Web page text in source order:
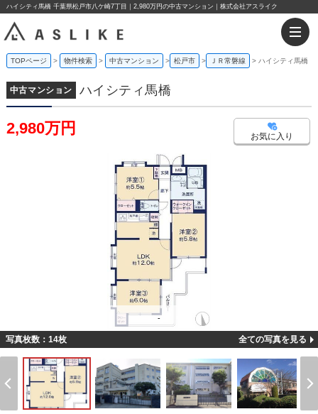
ハイシティ馬橋 千葉県松戸市八ケ崎7丁目｜2,980万円の中古マンション｜株式会社アスライク
TOPページ 物件検索 中古マンション 松戸市 ＪＲ常磐線 ハイシティ馬橋
中古マンション ハイシティ馬橋
2,980万円 お気に入り
-
写真枚数：14枚 全ての写真を見る